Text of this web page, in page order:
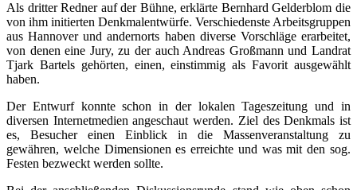
Als dritter Redner auf der Bühne, erklärte Bernhard Gelderblom die
von ihm initierten Denkmalentwürfe. Verschiedenste Arbeitsgruppen
aus Hannover und andernorts haben diverse Vorschläge erarbeitet,
von denen eine Jury, zu der auch Andreas Großmann und Landrat
Tjark Bartels gehörten, einen, einstimmig als Favorit ausgewählt
haben.
Der Entwurf konnte schon in der lokalen Tageszeitung und in
diversen Internetmedien angeschaut werden. Ziel des Denkmals ist
es, Besucher einen Einblick in die Massenveranstaltung zu
gewähren, welche Dimensionen es erreichte und was mit den sog.
Festen bezweckt werden sollte.